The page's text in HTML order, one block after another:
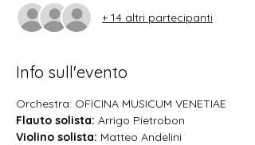
+ 14 altri partecipanti
Info sull'evento
Orchestra: OFICINA MUSICUM VENETIAE
Flauto solista: Arrigo Pietrobon
Violino solista: Matteo Andelini